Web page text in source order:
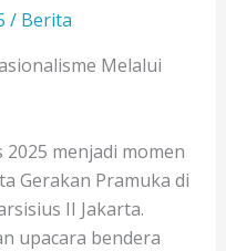
/ Berita
Melalui
menjadi momen
Gerakan Pramuka di
II Jakarta.
upacara bendera